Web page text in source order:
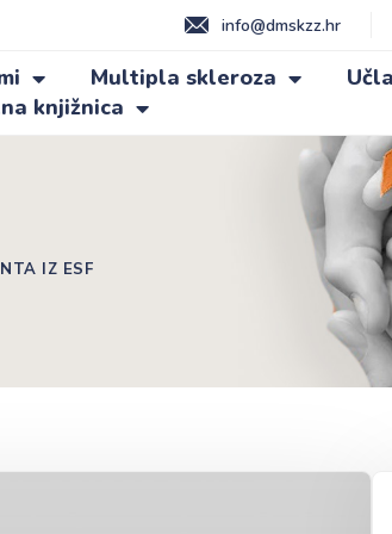
info@dmskzz.hr
Multipla skleroza
knjižnica
IZ ESF